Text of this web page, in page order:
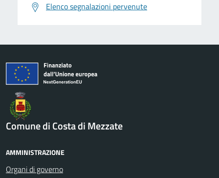
Elenco segnalazioni pervenute
Comune di Costa di Mezzate
AMMINISTRAZIONE
Organi di governo